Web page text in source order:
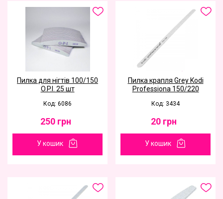
Пилка для нігтів 100/150
O.P.I. 25 шт
Код: 6086
250 грн
У кошик
Пилка крапля Grey Kodi
Professiona 150/220
Код: 3434
20 грн
У кошик